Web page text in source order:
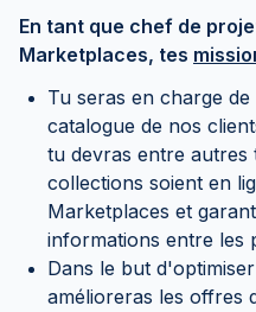
En tant que chef de
Marketplaces, tes
Tu seras en charge
catalogue de nos
tu devras entre autres
collections soient en
Marketplaces et
informations entre les
Dans le but
amélioreras les offres